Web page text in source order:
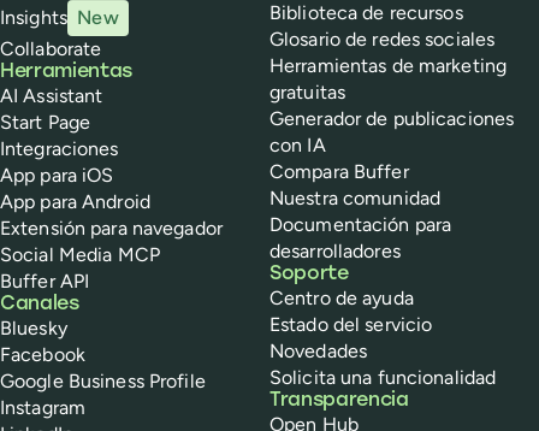
Insights New
Collaborate
Herramientas
AI Assistant
Start Page
Integraciones
App para iOS
App para Android
Extensión para navegador
Social Media MCP
Buffer API
Canales
Bluesky
Facebook
Google Business Profile
Instagram
Biblioteca de recursos
Glosario de redes sociales
Herramientas de marketing
gratuitas
Generador de publicaciones
con IA
Compara Buffer
Nuestra comunidad
Documentación para
desarrolladores
Soporte
Centro de ayuda
Estado del servicio
Novedades
Solicita una funcionalidad
Transparencia
Open Hub